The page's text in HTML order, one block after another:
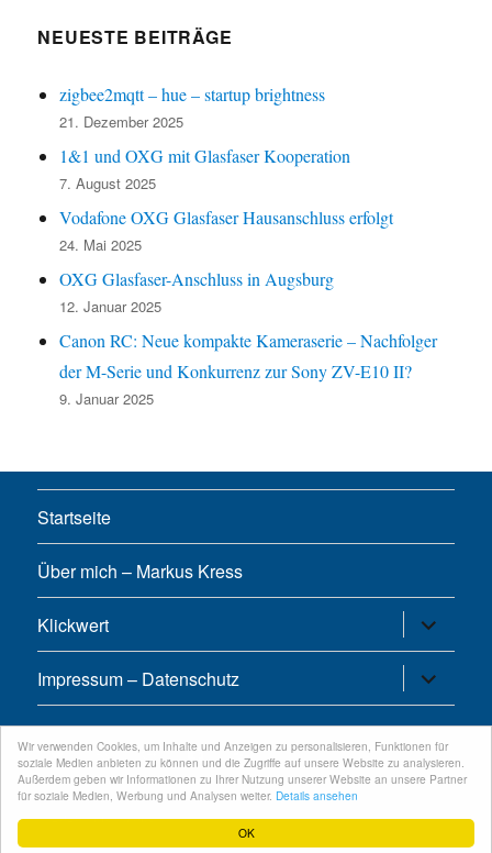
OK
Wir verwenden Cookies, um Inhalte und Anzeigen zu personalisieren, Funktionen für
soziale Medien anbieten zu können und die Zugriffe auf unsere Website zu analysieren.
Außerdem geben wir Informationen zu Ihrer Nutzung unserer Website an unsere Partner
für soziale Medien, Werbung und Analysen weiter. Details ansehen
NEUESTE BEITRÄGE
zigbee2mqtt – hue – startup brightness
21. Dezember 2025
1&1 und OXG mit Glasfaser Kooperation
7. August 2025
Vodafone OXG Glasfaser Hausanschluss erfolgt
24. Mai 2025
OXG Glasfaser-Anschluss in Augsburg
12. Januar 2025
Canon RC: Neue kompakte Kameraserie – Nachfolger
der M-Serie und Konkurrenz zur Sony ZV-E10 II?
9. Januar 2025
Startseite
Über mich – Markus Kress
Klickwert
öffnen
Impressum – Datenschutz
öffnen
TwitterFeed Google+Facebook
Xing
© 2026 - kress.zone